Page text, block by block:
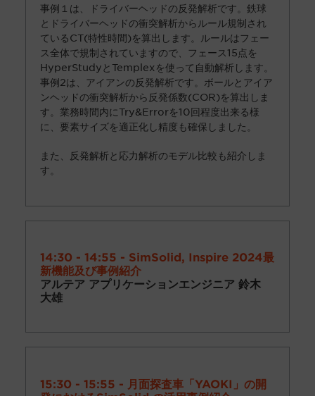
事例１は、ドライバーヘッドの反発解析です。鉄球
とドライバーヘッドの衝突解析からルール規制され
ているCT(特性時間)を算出します。ルールはフェー
ス全体で規制されていますので、フェース15点を
HyperStudyとTemplexを使って自動解析します。
事例2は、アイアンの反発解析です。ボールとアイア
ンヘッドの衝突解析から反発係数(COR)を算出しま
す。業務時間内にTry&Errorを10回程度出来る様
に、要素サイズを適正化し精度も確保しました。
また、反発解析と応力解析のモデル比較も紹介しま
す。
14:30 - 14:55 - SimSolid, Inspire 2024最
新機能及び事例紹介
アルテア アプリケーションエンジニア 鈴木
大雄
15:30 - 15:55 - 月面探査車「YAOKI」の開